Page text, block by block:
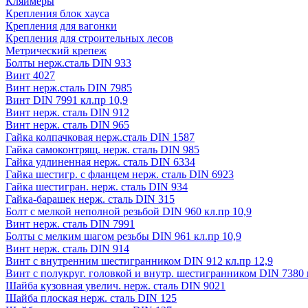
Крепления блок хауса
Крепления для вагонки
Крепления для строительных лесов
Метрический крепеж
Болты нерж.сталь DIN 933
Винт 4027
Винт нерж.сталь DIN 7985
Винт DIN 7991 кл.пр 10,9
Винт нерж. сталь DIN 912
Винт нерж. сталь DIN 965
Гайка колпачковая нерж.сталь DIN 1587
Гайка самоконтрящ. нерж. сталь DIN 985
Гайка удлиненная нерж. сталь DIN 6334
Гайка шестигр. с фланцем нерж. сталь DIN 6923
Гайка шестигран. нерж. сталь DIN 934
Гайка-барашек нерж. сталь DIN 315
Болт с мелкой неполной резьбой DIN 960 кл.пр 10,9
Винт нерж. сталь DIN 7991
Болты с мелким шагом резьбы DIN 961 кл.пр 10,9
Винт нерж. сталь DIN 914
Винт с внутренним шестигранником DIN 912 кл.пр 12,9
Винт с полукруг. головкой и внутр. шестигранником DIN 7380
Шайба кузовная увелич. нерж. сталь DIN 9021
Шайба плоская нерж. сталь DIN 125